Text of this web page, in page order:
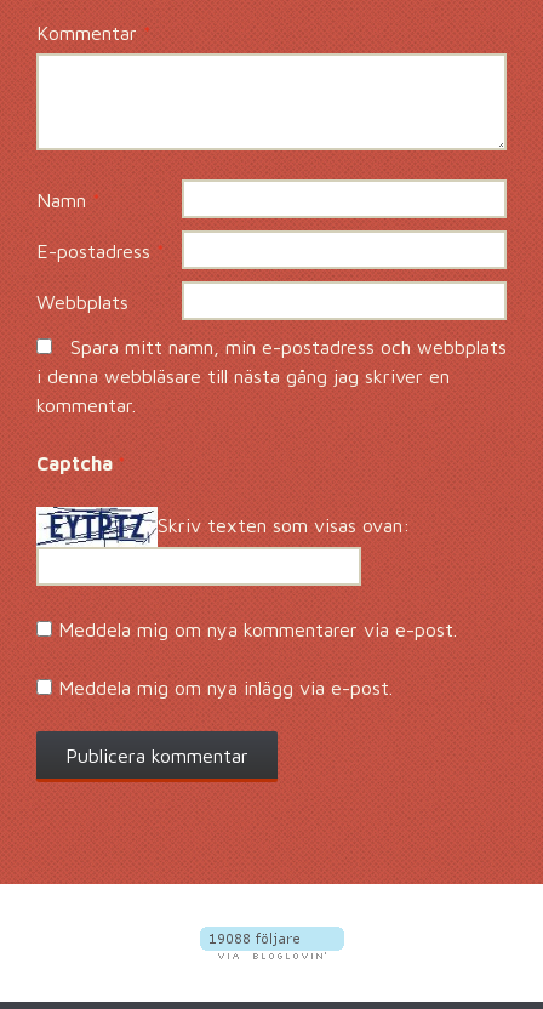
Kommentar*
Namn*
E-postadress*
Webbplats
Spara mitt namn, min e-postadress och webbplats
i denna webbläsare till nästa gång jag skriver en
kommentar.
Captcha *
Skriv texten som visas ovan:
Meddela mig om nya kommentarer via e-post.
Meddela mig om nya inlägg via e-post.